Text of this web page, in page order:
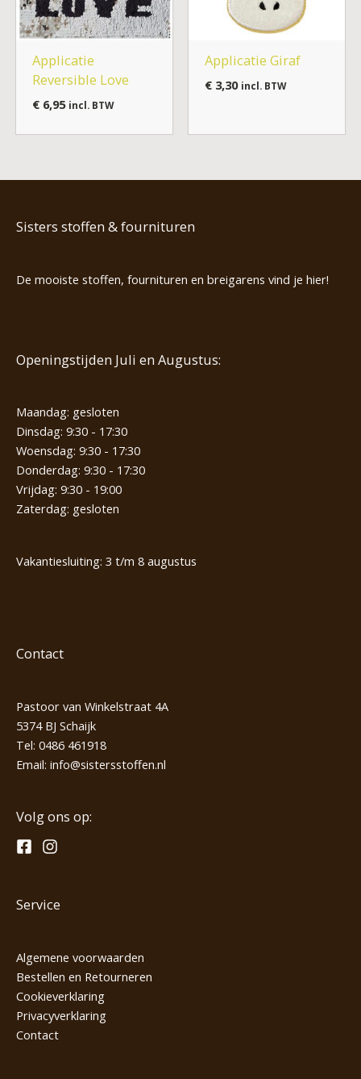
Applicatie
Reversible Love
€6,95 incl. BTW
Applicatie Giraf
€3,30 incl. BTW
Sisters stoffen & fournituren
De mooiste stoffen, fournituren en breigarens vind je hier!
Openingstijden Juli en Augustus:
Maandag: gesloten
Dinsdag: 9:30 - 17:30
Woensdag: 9:30 - 17:30
Donderdag: 9:30 - 17:30
Vrijdag: 9:30 - 19:00
Zaterdag: gesloten
Vakantiesluiting: 3 t/m 8 augustus
Contact
Pastoor van Winkelstraat 4A
5374 BJ Schaijk
Tel: 0486 461918
Email: info@sistersstoffen.nl
Volg ons op:
Service
Algemene voorwaarden
Bestellen en Retourneren
Cookieverklaring
Privacyverklaring
Contact